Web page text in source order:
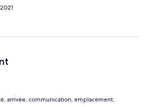
arrivée, communication, emplacement,